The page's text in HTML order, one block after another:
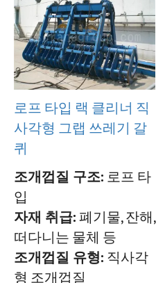
로프 타입 랙 클리너 직
사각형 그랩 쓰레기 갈
퀴
조개껍질 구조:로프 타
입
자재 취급:폐기물, 잔해,
떠다니는 물체 등
조개껍질 유형:직사각